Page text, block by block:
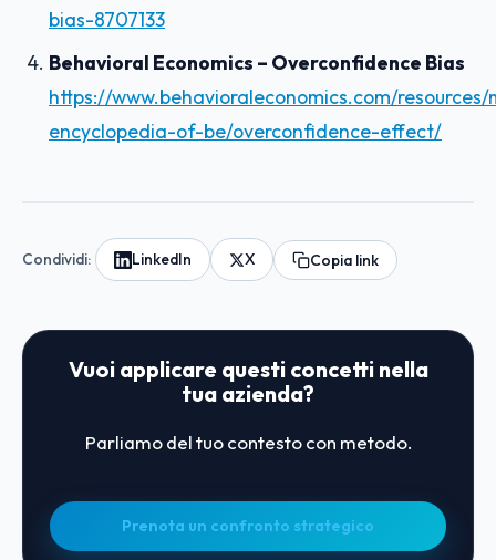
bias-8707133
Behavioral Economics – Overconfidence Bias
https://www.behavioraleconomics.com/resources/
encyclopedia-of-be/overconfidence-effect/
Condividi: LinkedIn X Copia link
Vuoi applicare questi concetti nella
tua azienda?
Parliamo del tuo contesto con metodo.
Prenota un confronto strategico